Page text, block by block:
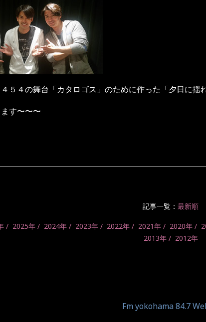
５４の舞台「カタロゴス」のために作った「夕日に揺
す〜〜〜
記事一覧： 最新順
2025年 2024年 2023年 2022年 2021年 2020年
2013年
2012年
Fm yokohama 84.7